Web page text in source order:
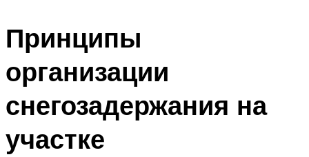
Принципы
организации
снегозадержания на
участке